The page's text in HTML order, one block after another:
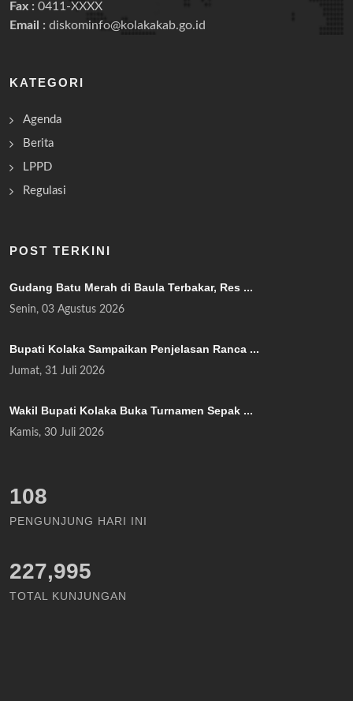
Fax : 0411-XXXX
Email : diskominfo@kolakakab.go.id
KATEGORI
Agenda
Berita
LPPD
Regulasi
POST TERKINI
Gudang Batu Merah di Baula Terbakar, Res ...
Senin, 03 Agustus 2026
Bupati Kolaka Sampaikan Penjelasan Ranca ...
Jumat, 31 Juli 2026
Wakil Bupati Kolaka Buka Turnamen Sepak ...
Kamis, 30 Juli 2026
124
PENGUNJUNG HARI INI
227,995
TOTAL KUNJUNGAN